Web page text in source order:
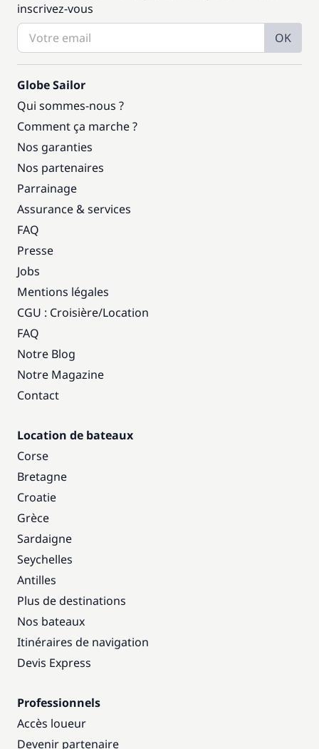
inscrivez-vous
OK
Globe Sailor
Qui sommes-nous ?
Comment ça marche ?
Nos garanties
Nos partenaires
Parrainage
Assurance & services
FAQ
Presse
Jobs
Mentions légales
CGU : Croisière/Location
FAQ
Notre Blog
Notre Magazine
Contact
Location de bateaux
Corse
Bretagne
Croatie
Grèce
Sardaigne
Seychelles
Antilles
Plus de destinations
Nos bateaux
Itinéraires de navigation
Devis Express
Professionnels
Accès loueur
Devenir partenaire